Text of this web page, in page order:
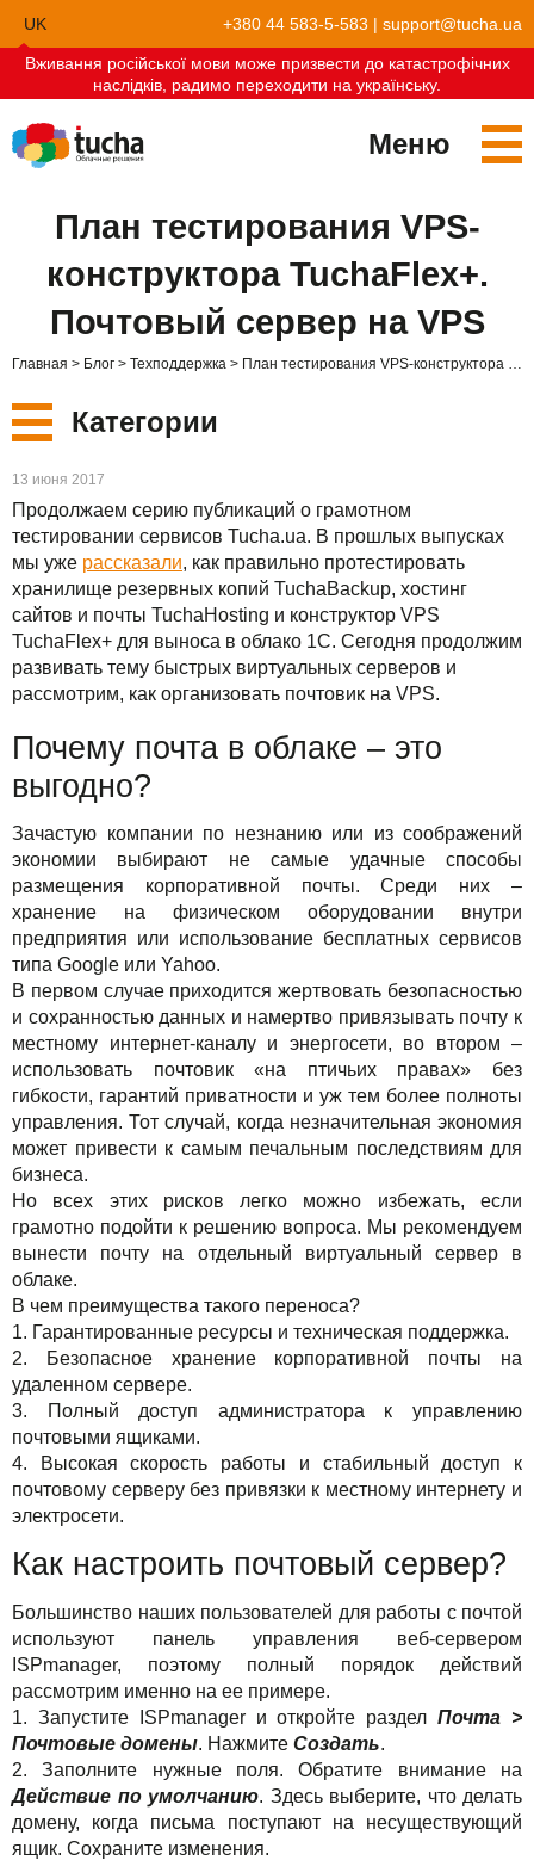
UK
EN
+380 44 583-5-583 | support@tucha.ua
Вживання російської мови може призвести до катастрофічних
наслідків, радимо переходити на українську.
Меню
TuchaBit+
TuchaMetal
TuchaBackup
TuchaHosting
TuchaSync
Бухгалтерия в облаке
Облака для e-commerce
Хостинг сайтов-конструкторов
Удаленный офис
Реселінг хостингу
Стать партнёром
Отзывы
Компания
Карьера
Контакты
План тестирования VPS-
конструктора TuchaFlex+.
Почтовый сервер на VPS
Главная Блог Техподдержка План тестирования VPS-конструктора TuchaFlex+. Почтовый сервер на VPS
Категории
Новые
Сервисы
Решения
Для бизнеса
Техподдержка
Инструкции
FAQ
Интервью
Авторская колонка
События
Праздники
13 июня 2017
Продолжаем серию публикаций о грамотном
тестировании сервисов Tucha.ua. В прошлых выпусках
мы уже рассказали, как правильно протестировать
хранилище резервных копий TuchaBackup, хостинг
сайтов и почты TuchaHosting и конструктор VPS
TuchaFlex+ для выноса в облако 1С. Сегодня продолжим
развивать тему быстрых виртуальных серверов и
рассмотрим, как организовать почтовик на VPS.
Почему почта в облаке – это
выгодно?
Зачастую компании по незнанию или из соображений
экономии выбирают не самые удачные способы
размещения корпоративной почты. Среди них –
хранение на физическом оборудовании внутри
предприятия или использование бесплатных сервисов
типа Google или Yahoo.
В первом случае приходится жертвовать безопасностью
и сохранностью данных и намертво привязывать почту к
местному интернет-каналу и энергосети, во втором –
использовать почтовик «на птичьих правах» без
гибкости, гарантий приватности и уж тем более полноты
управления. Тот случай, когда незначительная экономия
может привести к самым печальным последствиям для
бизнеса.
Но всех этих рисков легко можно избежать, если
грамотно подойти к решению вопроса. Мы рекомендуем
вынести почту на отдельный виртуальный сервер в
облаке.
В чем преимущества такого переноса?
1. Гарантированные ресурсы и техническая поддержка.
2. Безопасное хранение корпоративной почты на
удаленном сервере.
3. Полный доступ администратора к управлению
почтовыми ящиками.
4. Высокая скорость работы и стабильный доступ к
почтовому серверу без привязки к местному интернету и
электросети.
Как настроить почтовый сервер?
Большинство наших пользователей для работы с почтой
используют панель управления веб-сервером
ISPmanager, поэтому полный порядок действий
рассмотрим именно на ее примере.
1. Запустите ISPmanager и откройте разделПочта >
Почтовые домены. Нажмите Создать.
2. Заполните нужные поля. Обратите внимание на
Действие по умолчанию. Здесь выберите, что делать
домену, когда письма поступают на несуществующий
ящик. Сохраните изменения.